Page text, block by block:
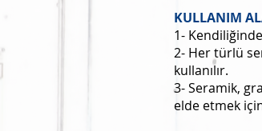
KULLANIM
1-
2- Her türlü
kullanılır.
3- Seramik,
elde etmek